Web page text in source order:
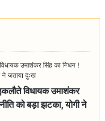
विधायक उमाशंकर
को बड़ा झटका, योगी ने